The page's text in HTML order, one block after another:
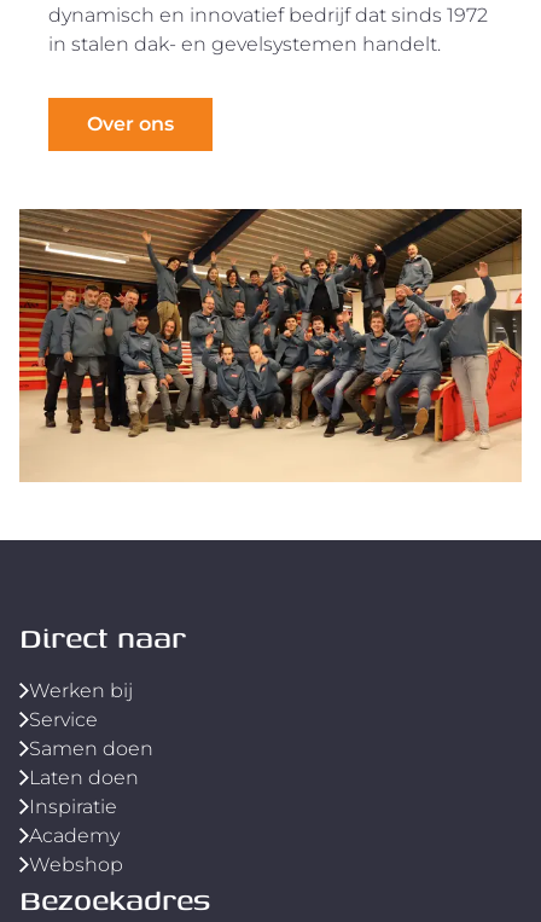
dynamisch en innovatief bedrijf dat sinds 1972
in stalen dak- en gevelsystemen handelt.
Over ons
Direct naar
Werken bij
Service
Samen doen
Laten doen
Inspiratie
Academy
Webshop
Bezoekadres